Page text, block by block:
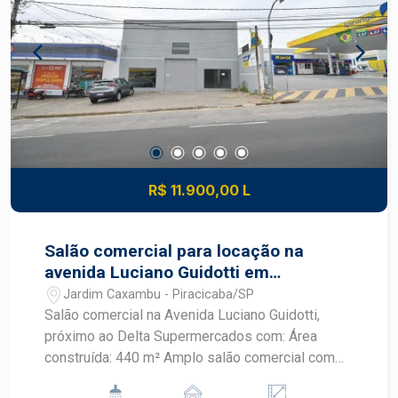
e agendamento de visita.
R$ 11.900,00 L
Salão comercial para locação na
avenida Luciano Guidotti em
Piracicaba
Jardim Caxambu - Piracicaba/SP
Salão comercial na Avenida Luciano Guidotti,
próximo ao Delta Supermercados com: Área
construída: 440 m² Amplo salão comercial com